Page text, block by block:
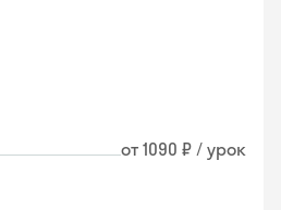
от 1090 ₽ / урок